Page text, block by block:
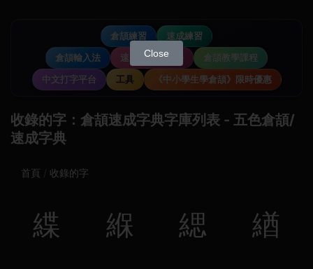
倉頡練習
速成練習
倉頡輸入法
速成輸入法教學
倉頡教學課程
中文打字平台
工具 《中小學生學倉頡》限時優惠
收錄的字：倉頡速成字典字庫列表 - 五色倉頡/
速成字典
首頁 收錄的字
緤 緥 緦 緧
Close